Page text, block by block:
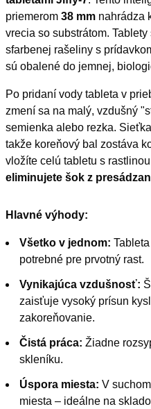
priemerom 38 mm nahrádza
vrecia so substrátom.
sfarbenej rašeliny s
sú obalené do jemnej,
Po pridaní vody tableta v
zmení sa na malý, vzdušný
semienka alebo rezka.
takže koreňový bal zostáva
vložíte celú tabletu s
eliminujete šok z
Hlavné výhody:
Všetko v jednom:
potrebné pre prvotný rast.
Vynikajúca vzdušnosť:
zaisťuje vysoký prísun
zakoreňovanie.
Čistá práca: Žiadne
skleníku.
Úspora miesta: V
miesta – ideálne na